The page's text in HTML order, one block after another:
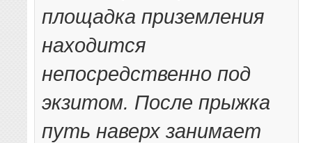
площадка приземления
находится
непосредственно под
экзитом. После прыжка
путь наверх занимает